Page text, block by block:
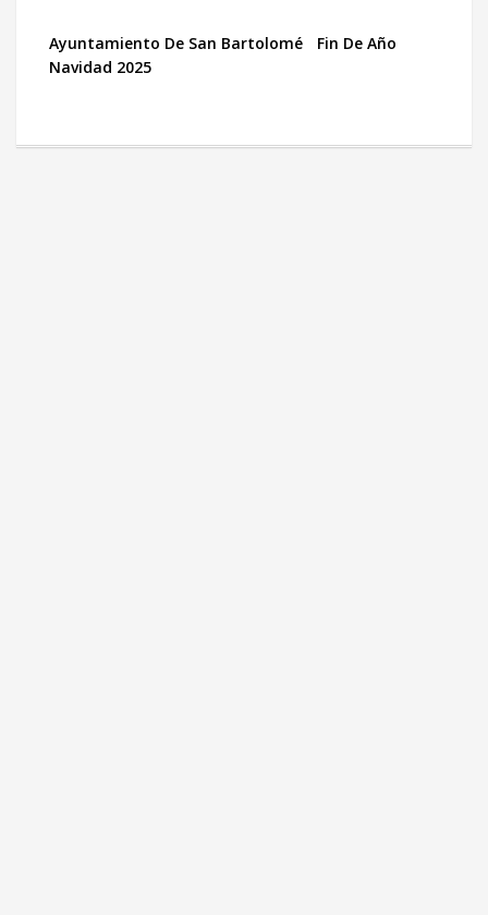
Ayuntamiento De San Bartolomé
Fin De Año
Navidad 2025